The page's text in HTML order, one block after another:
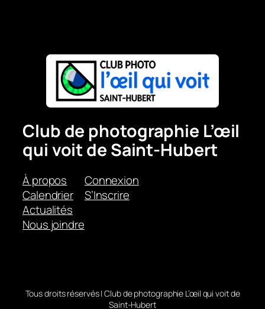
Club de photographie L’œil
qui voit de Saint-Hubert
À propos
Calendrier
Actualités
Nous joindre
Connexion
S’Inscrire
Tous droits réservés | Club de photographie L’œil qui voit de
Saint-Hubert